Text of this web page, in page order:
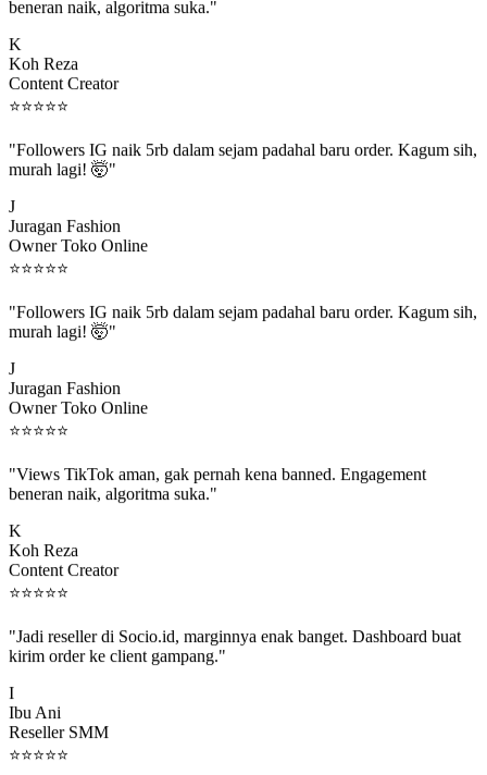
Koh Reza
Content Creator
⭐⭐⭐⭐⭐
murah lagi! 🤯"
Juragan Fashion
Owner Toko Online
⭐⭐⭐⭐⭐
murah lagi! 🤯"
Juragan Fashion
Owner Toko Online
⭐⭐⭐⭐⭐
beneran naik, algoritma suka."
Koh Reza
Content Creator
⭐⭐⭐⭐⭐
kirim order ke client gampang."
Ibu Ani
Reseller SMM
⭐⭐⭐⭐⭐